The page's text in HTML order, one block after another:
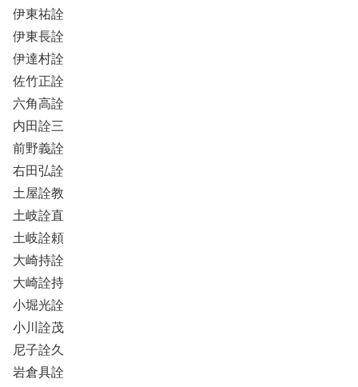
伊東祐詮
伊東長詮
伊達村詮
佐竹正詮
六角高詮
内田詮三
前野義詮
右田弘詮
土屋詮教
土岐詮直
土岐詮頼
大崎持詮
大崎詮持
小堀光詮
小川詮茂
尼子詮久
岩倉具詮